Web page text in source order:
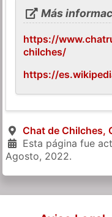
Más
https://
chilches/
https://
Chat de Chilches,
Esta página fue
Agosto, 2022.